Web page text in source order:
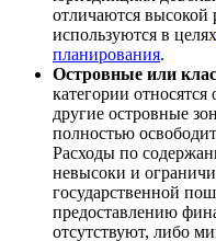
отличаются высокой
используются в целях
планирования.
Островные или
категории
другие островные
полностью
Расходы по
невысоки и
государственной
предоставлению
отсутствуют, либо